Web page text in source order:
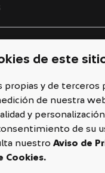
de este
propias y de terceros
de nuestra
y
de su
nuestro Aviso de
Cookies.